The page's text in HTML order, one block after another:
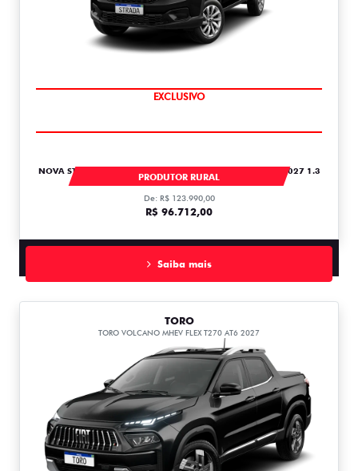
EXCLUSIVO
NOVA STRADA STRADA FREEDOM CABINE PLUS 1.3 FLEX 2027 1.3
PRODUTOR RURAL
De: R$ 123.990,00
R$ 96.712,00
Saiba mais
TORO
TORO VOLCANO MHEV FLEX T270 AT6 2027